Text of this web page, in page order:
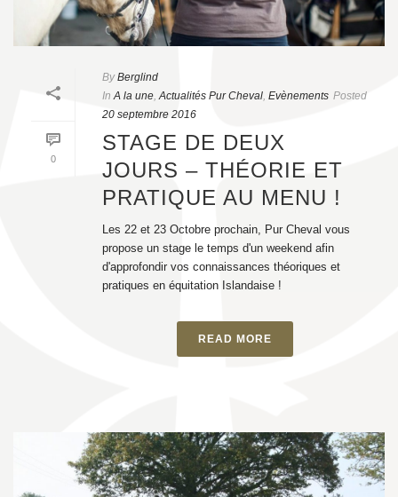
0
By Berglind
In A la une,Actualités Pur Cheval, Evènements Posted
20 septembre 2016
STAGE DE DEUX
JOURS – THÉORIE ET
PRATIQUE AU MENU !
Les 22 et 23 Octobre prochain, Pur Cheval vous
propose un stage le temps d'un weekend afin
d'approfondir vos connaissances théoriques et
pratiques en équitation Islandaise !
READ MORE